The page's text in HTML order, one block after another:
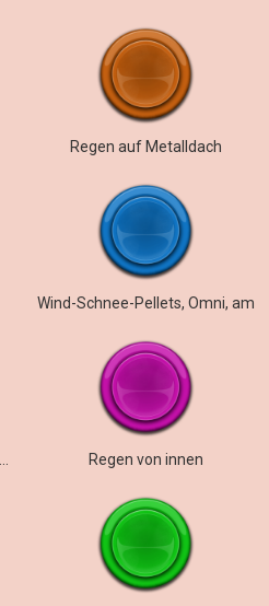
Regen auf Metalldach
Wind-Schnee-Pellets, Omni, am
Regen von innen